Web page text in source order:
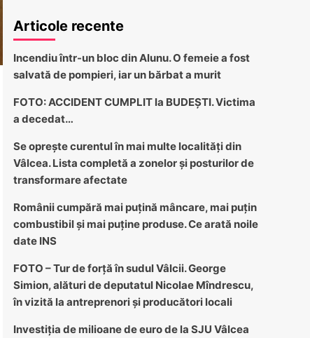
Articole recente
Incendiu într-un bloc din Alunu. O femeie a fost
salvată de pompieri, iar un bărbat a murit
FOTO: ACCIDENT CUMPLIT la BUDEȘTI. Victima
a decedat…
Se oprește curentul în mai multe localități din
Vâlcea. Lista completă a zonelor și posturilor de
transformare afectate
Românii cumpără mai puțină mâncare, mai puțin
combustibil și mai puține produse. Ce arată noile
date INS
FOTO – Tur de forță în sudul Vâlcii. George
Simion, alături de deputatul Nicolae Mîndrescu,
în vizită la antreprenori și producători locali
Investiția de milioane de euro de la SJU Vâlcea